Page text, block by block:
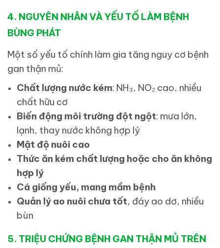
4. NGUYÊN NHÂN VÀ YẾU TỐ LÀM BỆNH
BÙNG PHÁT
Một số yếu tố chính làm gia tăng nguy cơ bệnh
gan thận mủ:
Chất lượng nước kém: NH₃, NO₂ cao, nhiều
chất hữu cơ
Biến động môi trường đột ngột: mưa lớn,
lạnh, thay nước không hợp lý
Mật độ nuôi cao
Thức ăn kém chất lượng hoặc cho ăn không
hợp lý
Cá giống yếu, mang mầm bệnh
Quản lý ao nuôi chưa tốt, đáy ao dơ, nhiều
bùn
5. TRIỆU CHỨNG BỆNH GAN THẬN MỦ TRÊN